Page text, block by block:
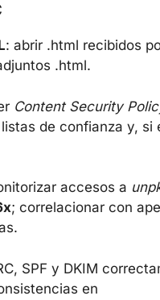
: abrir .html recibidos
.html.
Content Security
de confianza y, si
accesos a
; correlacionar con
SPF y DKIM
en